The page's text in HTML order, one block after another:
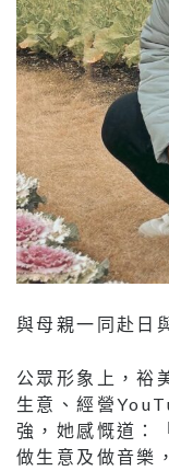
與母親一同赴日
公眾形象上，裕
生意、經營
強，她感慨道：
做生意及做音樂